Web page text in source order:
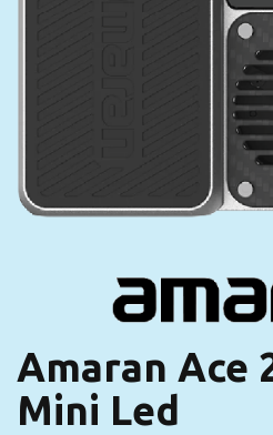
Amaran Ace
Mini Led